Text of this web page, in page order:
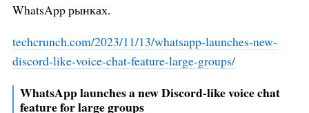
WhatsApp рынках.
techcrunch.com/2023/11/13/whatsapp-launches-new-
discord-like-voice-chat-feature-large-groups/
WhatsApp launches a new Discord-like voice chat
feature for large groups